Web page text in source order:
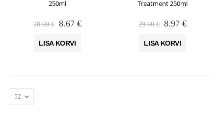
250ml
28.90€ Algne
oli:
8.67€Praegune
LISA KORVI
Treatment 250ml
29.90€ Algne
oli:
8.97€Praegune
LISA KORVI